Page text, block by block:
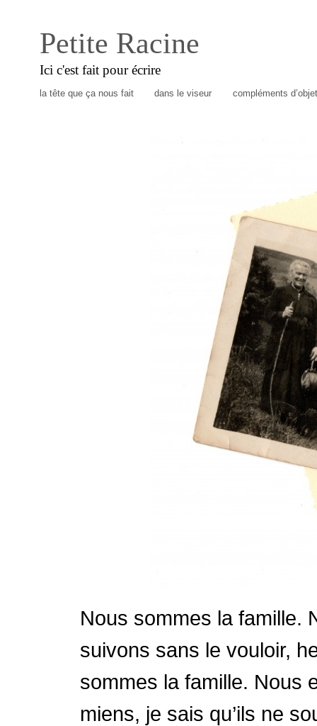
Petite Racine
Ici c'est fait pour écrire
la tête que ça nous fait dans le viseur compléments
Nous sommes la famille.
suivons sans le vouloir,
sommes la famille. Nous
miens, je sais qu’ils ne